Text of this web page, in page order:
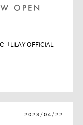
「LILAY OFFICIAL
2023/04/22